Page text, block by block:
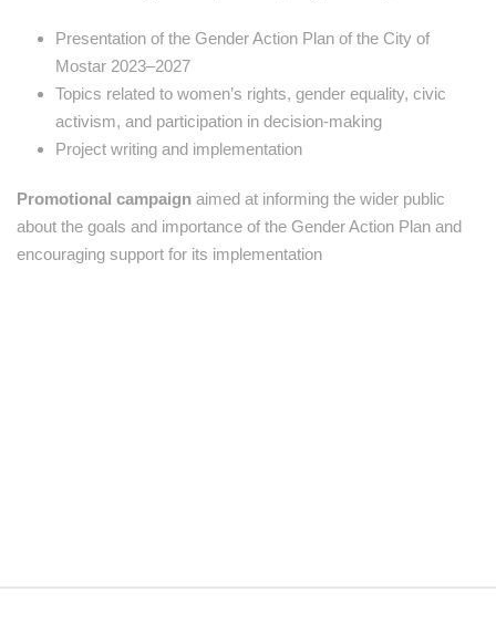
Presentation of the Gender Action Plan of the City of
Mostar 2023–2027
Topics related to women’s rights, gender equality, civic
activism, and participation in decision-making
Project writing and implementation
Promotional campaign aimed at informing the wider public
about the goals and importance of the Gender Action Plan and
encouraging support for its implementation